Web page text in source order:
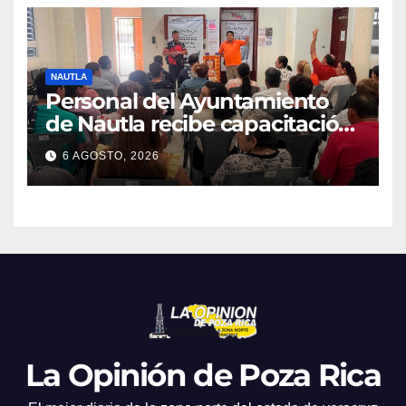
NAUTLA
Personal del Ayuntamiento
de Nautla recibe capacitación
en atención a emergencias
6 AGOSTO, 2026
La Opinión de Poza Rica